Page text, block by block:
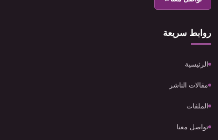
روابط سريعة
الرئيسية
مقالات الناشر
الملفات
تواصل معنا